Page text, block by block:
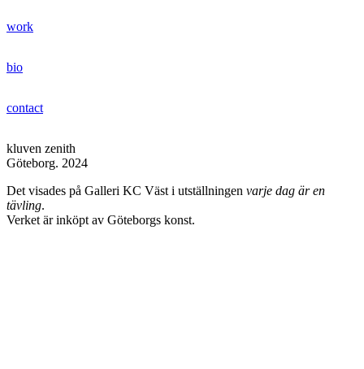
till
jonas bentzer
work
bio
contact
kluven zenith
Göteborg. 2024
Det visades på Galleri KC Väst i utställningen varje dag är en
tävling.
Verket är inköpt av Göteborgs konst.